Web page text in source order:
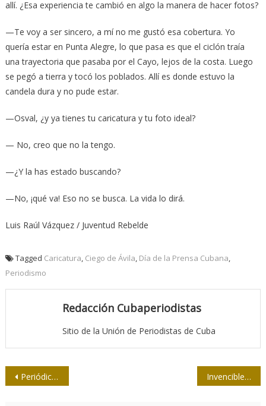
allí. ¿Esa experiencia te cambió en algo la manera de hacer fotos?
—Te voy a ser sincero, a mí no me gustó esa cobertura. Yo
quería estar en Punta Alegre, lo que pasa es que el ciclón traía
una trayectoria que pasaba por el Cayo, lejos de la costa. Luego
se pegó a tierra y tocó los poblados. Allí es donde estuvo la
candela dura y no pude estar.
—Osval, ¿y ya tienes tu caricatura y tu foto ideal?
— No, creo que no la tengo.
—¿Y la has estado buscando?
—No, ¡qué va! Eso no se busca. La vida lo dirá.
Luis Raúl Vázquez / Juventud Rebelde
Tagged Caricatura, Ciego de Ávila, Día de la Prensa Cubana,
Periodismo
Redacción Cubaperiodistas
Sitio de la Unión de Periodistas de Cuba
Navegación
Periódico Escambray moderniza su imagen en Internet Invencibles: evocación desde el lente a la mujer espirituana